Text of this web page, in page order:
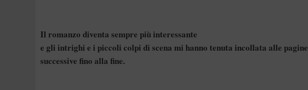
Il romanzo diventa sempre più interessante
e gli intrighi e i piccoli colpi di scena mi hanno tenuta incollata alle pagine
successive fino alla fine.